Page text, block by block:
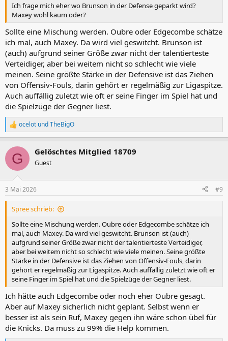
Ich frage mich eher wo Brunson in der Defense geparkt wird?
Maxey wohl kaum oder?
Sollte eine Mischung werden. Oubre oder Edgecombe schätze
ich mal, auch Maxey. Da wird viel geswitcht. Brunson ist
(auch) aufgrund seiner Größe zwar nicht der talentierteste
Verteidiger, aber bei weitem nicht so schlecht wie viele
meinen. Seine größte Stärke in der Defensive ist das Ziehen
von Offensiv-Fouls, darin gehört er regelmäßig zur Ligaspitze.
Auch auffällig zuletzt wie oft er seine Finger im Spiel hat und
die Spielzüge der Gegner liest.
R
e
k
i
e
n
ocelot undTheBigO
G Gelöschtes Mitglied 18709
Guest
3 Mai 2026 #9
Spree schrieb:
Sollte eine Mischung werden. Oubre oder Edgecombe schätze ich
mal, auch Maxey. Da wird viel geswitcht. Brunson ist (auch)
aufgrund seiner Größe zwar nicht der talentierteste Verteidiger,
aber bei weitem nicht so schlecht wie viele meinen. Seine größte
Stärke in der Defensive ist das Ziehen von Offensiv-Fouls, darin
gehört er regelmäßig zur Ligaspitze. Auch auffällig zuletzt wie oft er
seine Finger im Spiel hat und die Spielzüge der Gegner liest.
Ich hätte auch Edgecombe oder noch eher Oubre gesagt.
Aber auf Maxey sicherlich nicht geplant. Selbst wenn er
besser ist als sein Ruf, Maxey gegen ihn wäre schon übel für
die Knicks. Da muss zu 99% die Help kommen.